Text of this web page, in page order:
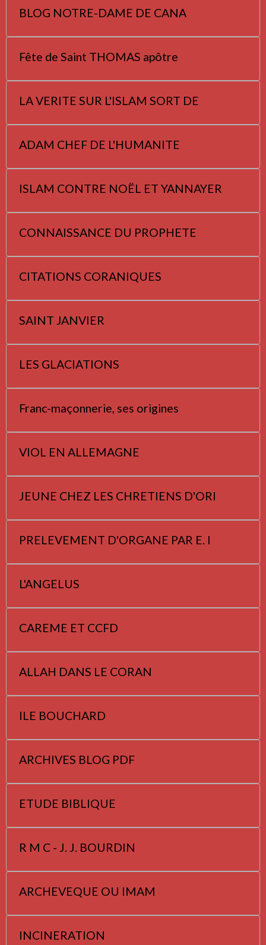
BLOG NOTRE-DAME DE CANA
Fête de Saint THOMAS apôtre
LA VERITE SUR L'ISLAM SORT DE
ADAM CHEF DE L'HUMANITE
ISLAM CONTRE NOËL ET YANNAYER
CONNAISSANCE DU PROPHETE
CITATIONS CORANIQUES
SAINT JANVIER
LES GLACIATIONS
Franc-maçonnerie, ses origines
VIOL EN ALLEMAGNE
JEUNE CHEZ LES CHRETIENS D'ORI
PRELEVEMENT D'ORGANE PAR E. I
L'ANGELUS
CAREME ET CCFD
ALLAH DANS LE CORAN
ILE BOUCHARD
ARCHIVES BLOG PDF
ETUDE BIBLIQUE
R M C - J. J. BOURDIN
ARCHEVEQUE OU IMAM
INCINERATION